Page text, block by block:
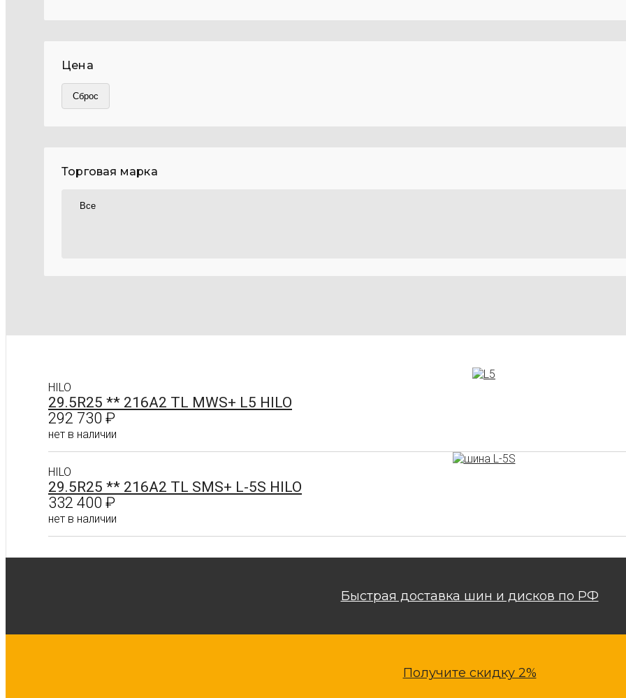
Цена
Торговая марка
HILO
29.5R25 ** 216A2 TL MWS+ L5 HILO
292 730 ₽
нет в наличии
Подробнее
HILO
29.5R25 ** 216A2 TL SMS+ L-5S HILO
332 400 ₽
нет в наличии
Быстрая доставка шин и дисков по РФ
Получите скидку 2%